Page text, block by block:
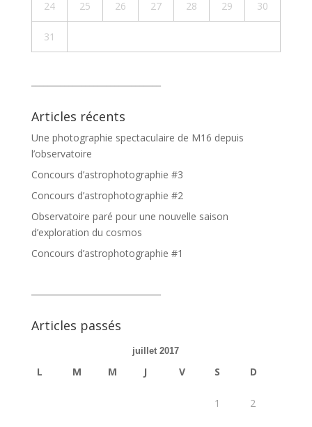
24 25 26 27 28 29 30
31
Articles récents
Une photographie spectaculaire de M16 depuis
l’observatoire
Concours d’astrophotographie #3
Concours d’astrophotographie #2
Observatoire paré pour une nouvelle saison
d’exploration du cosmos
Concours d’astrophotographie #1
Articles passés
juillet 2017
L M M J V S D
1 2